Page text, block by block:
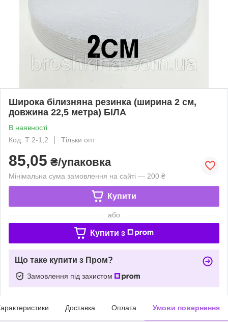
Широка білизняна резинка (ширина 2 см,
довжина 22,5 метра) БІЛА
В наявності
Код: Т 2-1,2
Тільки опт
85,05 ₴/упаковка
Мінімальна сума замовлення на сайті — 200 ₴
Купити
або
Купити з
Що таке купити з Пром?
Замовлення під захистом
Доставка Оплата Умови повернення